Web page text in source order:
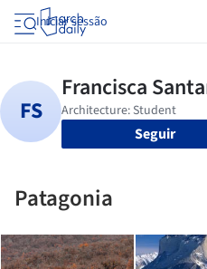
Iniciar sessão
Seguir
Patagonia